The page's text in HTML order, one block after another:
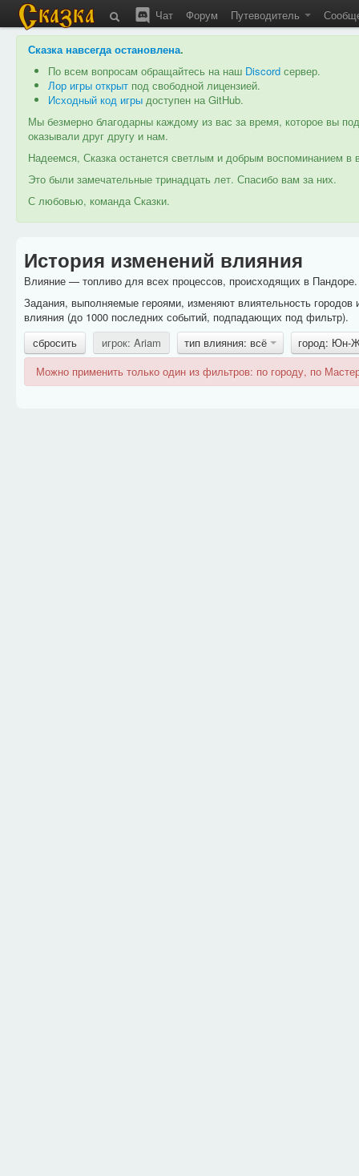
Чат Форум Путеводитель
Сказка навсегда остановлена.
По всем вопросам обращайтесь на наш Discord сервер.
Лор игры открыт под свободной лицензией.
Исходный код игры доступен на GitHub.
Мы безмерно благодарны каждому из вас за время, которое вы
оказывали друг другу и нам.
Надеемся, Сказка останется светлым и добрым воспоминанием
Это были замечательные тринадцать лет. Спасибо вам за них.
С любовью, команда Сказки.
История изменений влияния
Влияние — топливо для всех процессов, происходящих в
Задания, выполняемые героями, изменяют влиятельность
влияния (до 1000 последних событий, подпадающих под фильтр).
сбросить
игрок: Ariam тип влияния: всё
город: Юн-
Можно применить только один из фильтров: по городу, по